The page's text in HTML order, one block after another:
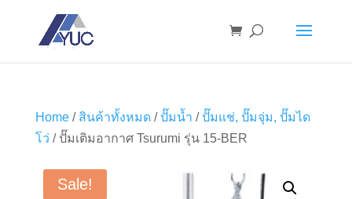
Home/ สินค้าทั้งหมด/ปั๊มน้ำ /ปั๊มแช่, ปั๊มจุ่ม, ปั๊มได
โว่ / ปั๊มเติมอากาศ Tsurumi รุ่น 15-BER
Sale!